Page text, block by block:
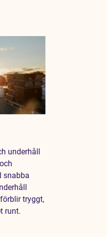
underhåll
snabba
tryggt,
runt.